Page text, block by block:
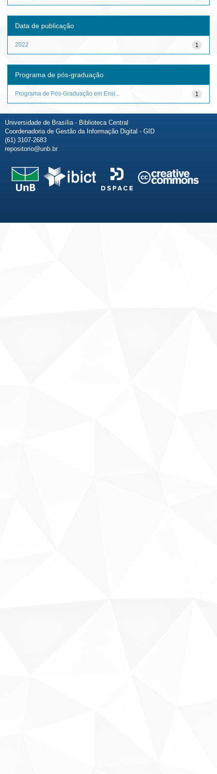
Data de publicação
1
2022
Programa de pós-graduação
1
Programa de Pós-Graduação em Ensi...
Universidade de Brasília - Biblioteca Central
Coordenadoria de Gestão da Informação Digital - GID
(61) 3107-2683
repositorio@unb.br